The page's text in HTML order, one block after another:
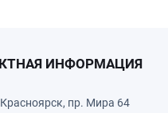
ИНФОРМАЦИЯ
Красноярск, пр. Мира 64